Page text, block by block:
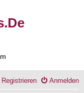
Anmelden
Registrieren